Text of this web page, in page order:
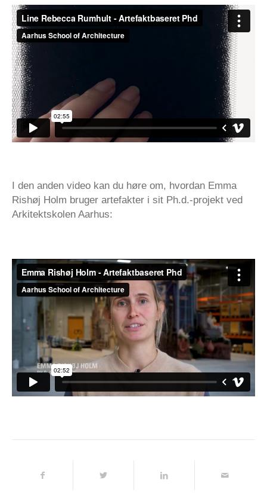
I den anden video kan du høre om, hvordan Emma
Rishøj Holm bruger artefakter i sit Ph.d.-projekt ved
Arkitektskolen Aarhus: